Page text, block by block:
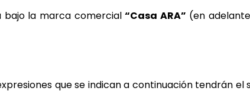
bajo la marca comercial “Casa ARA” (en
que se indican a continuación tendrán